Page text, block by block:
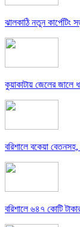
ঝালকাঠি নতুন কার্পেটিং
কুয়াকাটায় জেলের জালে
বরিশালে বকেয়া
বরিশালে ৬৪৭ কোটি